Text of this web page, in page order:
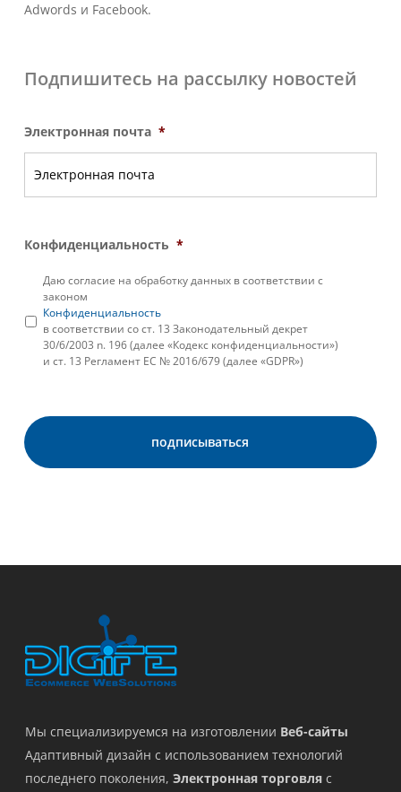
Adwords и Facebook.
Подпишитесь на рассылку новостей
Электронная почта *
Конфиденциальность *
Даю согласие на обработку данных в соответствии с
законом
Конфиденциальность
в соответствии со ст. 13 Законодательный декрет
30/6/2003 n. 196 (далее «Кодекс конфиденциальности»)
и ст. 13 Регламент ЕС № 2016/679 (далее «GDPR»)
Мы специализируемся на изготовлении Веб-сайты
Адаптивный дизайн с использованием технологий
последнего поколения, Электронная торговля с